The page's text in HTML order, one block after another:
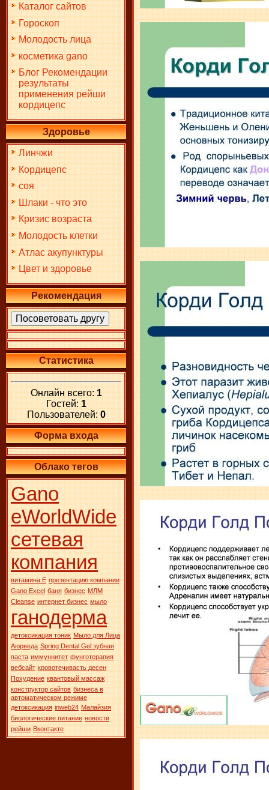
Каталог сайтов
Гороскоп
Молодость лица
косметика gano
Блог Рекомендации
результаты
применения рейши
кордицепс
Здоровье
Линчжи
Кордицепс
соя
Шлаки - что это
Кризис возраста
Молодость клетки
Атлас акупунктуры
Цвет и здоровье
Рекомендация
Статистика
Онлайн всего: 1
Гостей: 1
Пользователей: 0
Форма входа
Облако тегов
Gano
eWorldWide
сетевая
компания
витамина Е презентацию компании
Gano Excel баня бизнес МЛМ
Сleanse интернет бизнес мыло
ганодерма
детоксикация тоник Мыло для Лица
Аюрведа Spring Dental Gel зубная
паста иммуннитет фунготерапия
вебсайт кровотечивасть десен
Похудение квантовый массаж
конструктор сайтов бизнеса в
автоматическом режиме
детоксикация inweb24 Малайзия
биологические питание новости
рейши Вконтакте